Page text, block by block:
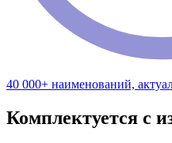
40 000+ наименований,
Комплектуется с